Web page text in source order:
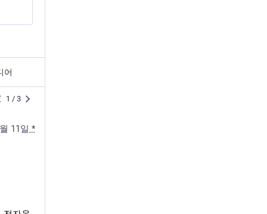
어
게
1 / 3
11일 *